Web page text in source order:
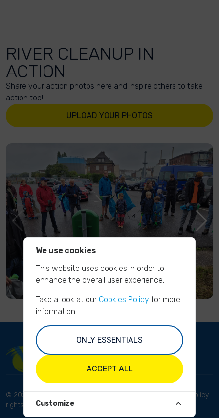
RIVER CLEANUP IN
ACTION
Share your action photos here and inspire others to take
action too!
UPLOAD YOUR PHOTOS
© 2023 River Cleanup. All
rights reserved.
Privacy Policy
We use cookies
This website uses cookies in order to
enhance the overall user experience.
Take a look at our Cookies Policy for more
information.
ONLY ESSENTIALS
ACCEPT ALL
Customize